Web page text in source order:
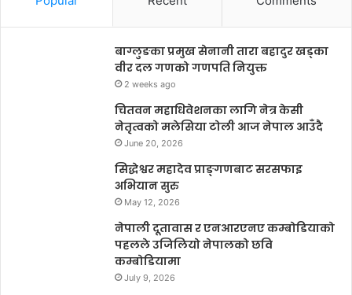
बाग्लुङका प्रमुख सेनानी तारा बहादुर खड्का
वीर दल गणको गणपति नियुक्त
2 weeks ago
चितवन महाधिवेशनका लागि नेत्र केसी
नेतृत्वको मलेसिया टोली आज नेपाल आउँदै
June 20, 2026
सिद्धेश्वर महादेव प्राङ्गणबाट सरसफाइ
अभियान सुरु
May 12, 2026
नेपाली दूतावास र एनआरएनए कम्बोडियाको
पहलले उजिलियो नेपालको छवि
कम्बोडियामा
July 9, 2026